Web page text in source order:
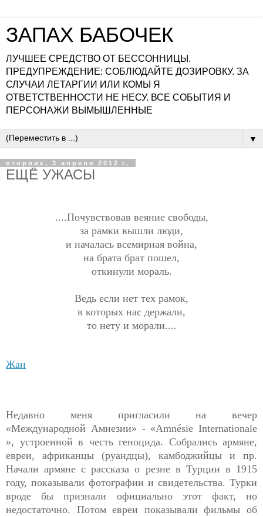
ЗАПАХ БАБОЧЕК
ЛУЧШЕЕ СРЕДСТВО ОТ БЕССОННИЦЫ.
ПРЕДУПРЕЖДЕНИЕ: СОБЛЮДАЙТЕ ДОЗИРОВКУ. ЗА
СЛУЧАИ ЛЕТАРГИИ ИЛИ КОМЫ Я
ОТВЕТСТВЕННОСТИ НЕ НЕСУ. ВСЕ СОБЫТИЯ И
ПЕРСОНАЖИ ВЫМЫШЛЕННЫЕ
▼
вторник, 3 апреля 2012 г.
ЕЩЁ УЖАСЫ
....Почувствовав веяние свободы,
за рамки вышли люди,
и началась всемирная война,
на брата брат пошел,
откинули мораль.
Ведь если нет тех рамок,
в которых нас держали,
то нету и морали....
Жан
Недавно меня пригласили на вечер
«Международной Амнезии» - «Amnésie Internationale
», устроенной в честь геноцида. Собрались армяне,
евреи, африканцы (руандцы), камбоджийцы и пр.
Начали армяне с рассказа о резне в Турции в 1915
году, показывали фотографии и свидетельства. Турки
вроде бы признали официально этот факт, но
недостаточно. Потом евреи показывали фильмы об